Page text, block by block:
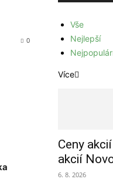
0
Vše
Nejlepší
Více
Ceny
akcií
6. 8. 2026